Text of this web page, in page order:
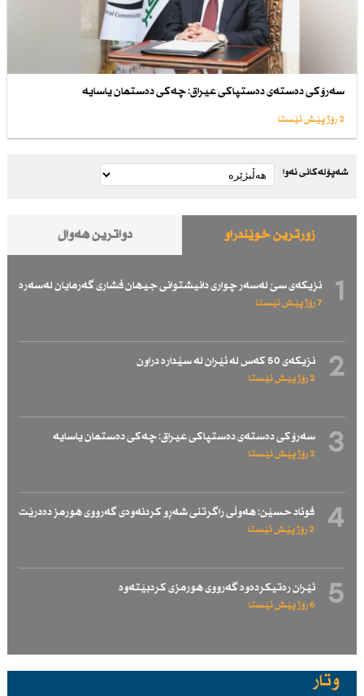
سەرۆكی دەستەی دەستپاكی عیراق: چەكی دەستمان یاسایە
2 رۆژ پێش ئێستا
شەپۆلەکانی نەوا
زۆرترین خوێندراو دواترین هەواڵ
1 نزیكەی سێ لەسەر چواری دانیشتوانی جیهان فشاری گەرمایان لەسەرە
7 رۆژ پێش ئێستا
2 نزیكەی 50 كەس لە ئێران لە سێدارە دراون
2 رۆژ پێش ئێستا
3 سەرۆكی دەستەی دەستپاكی عیراق: چەكی دەستمان یاسایە
2 رۆژ پێش ئێستا
4 فوئاد حسێن: هەوڵی راگرتنی شەڕو كردنەوەی گەرووی هورمز دەدرێت
2 رۆژ پێش ئێستا
5 ئێران رەتیكردەوە گەرووی هورمزی كردبێتەوە
6 رۆژ پێش ئێستا
وتار